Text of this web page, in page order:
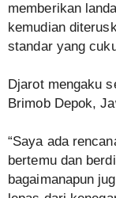
memberikan
kemudian
standar yang
Djarot mengaku
Brimob Depok,
“Saya ada
bertemu dan
bagaimanapun